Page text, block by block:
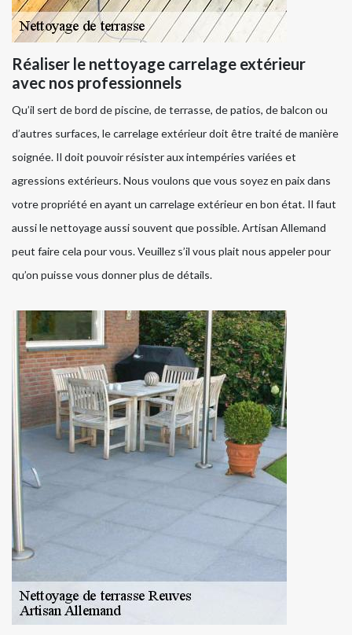
Réaliser le nettoyage carrelage extérieur
avec nos professionnels
Qu’il sert de bord de piscine, de terrasse, de patios, de balcon ou
d’autres surfaces, le carrelage extérieur doit être traité de manière
soignée. Il doit pouvoir résister aux intempéries variées et
agressions extérieurs. Nous voulons que vous soyez en paix dans
votre propriété en ayant un carrelage extérieur en bon état. Il faut
aussi le nettoyage aussi souvent que possible. Artisan Allemand
peut faire cela pour vous. Veuillez s’il vous plait nous appeler pour
qu’on puisse vous donner plus de détails.